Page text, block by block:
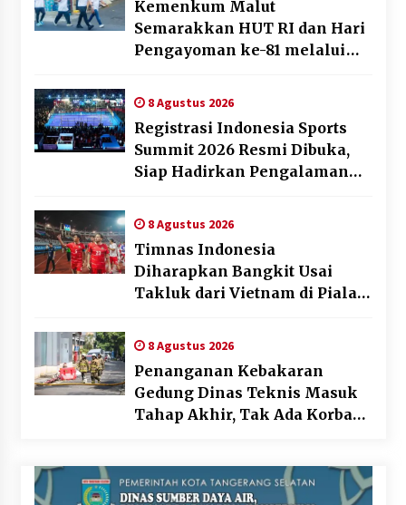
Kemenkum Malut
Semarakkan HUT RI dan Hari
Pengayoman ke-81 melalui
8 Agustus 2026
Registrasi Indonesia Sports
Summit 2026 Resmi Dibuka,
Siap Hadirkan Pengalaman
8 Agustus 2026
Timnas Indonesia
Diharapkan Bangkit Usai
Takluk dari Vietnam di Piala
8 Agustus 2026
Penanganan Kebakaran
Gedung Dinas Teknis Masuk
Tahap Akhir, Tak Ada Korban